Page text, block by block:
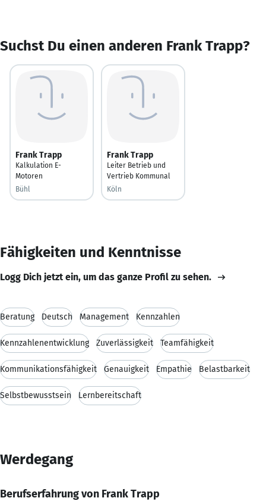
Suchst Du einen anderen Frank Trapp?
Frank Trapp
Kalkulation E-
Motoren
Bühl
Frank Trapp
Leiter Betrieb und
Vertrieb Kommunal
Köln
Fähigkeiten und Kenntnisse
Logg Dich jetzt ein, um das ganze Profil zu sehen.
Beratung Deutsch Management Kennzahlen
Kennzahlenentwicklung Zuverlässigkeit Teamfähigkeit
Kommunikationsfähigkeit Genauigkeit Empathie Belastbarkeit
Selbstbewusstsein Lernbereitschaft
Werdegang
Berufserfahrung von Frank Trapp